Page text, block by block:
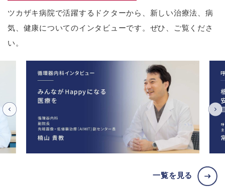
ツカザキ病院で活躍するドクターから、新しい治療法、病
気、健康についてのインタビューです。ぜひ、ご覧くださ
い。
一覧を見る